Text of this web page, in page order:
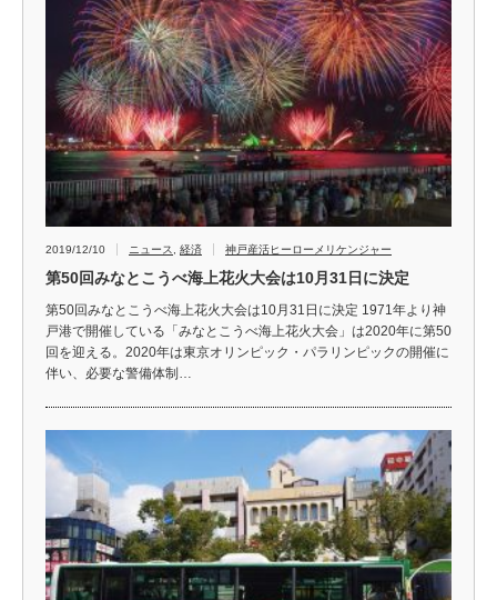
2019/12/10 ニュース 経済 神戸産活ヒーローメリケンジャー
第50回みなとこうべ海上花火大会は10月31日に決定
第50回みなとこうべ海上花火大会は10月31日に決定 1971年より神
戸港で開催している「みなとこうべ海上花火大会」は2020年に第50
回を迎える。2020年は東京オリンピック・パラリンピックの開催に
伴い、必要な警備体制…